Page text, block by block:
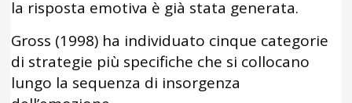
la risposta emotiva è già stata generata.
Gross (1998) ha individuato cinque categorie
di strategie più specifiche che si collocano
lungo la sequenza di insorgenza